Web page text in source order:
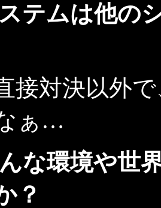
テムは他の
対決以外
ぁ…
な環境や世
？